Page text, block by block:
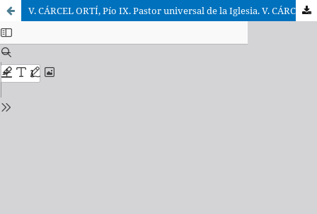
V. CÁRCEL ORTÍ, Pío IX. Pastor universal de la Iglesia. V. CÁRCEL ORTÍ, Juan XXIII. Biografía espiritual del papa de la unidad y de la paz.